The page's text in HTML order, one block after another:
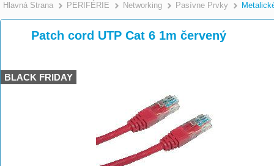
Hlavná Strana >
PERIFÉRIE >
Networking >
Pasívne Prvky
Patch cord UTP Cat 6 1m červený
BLACK FRIDAY